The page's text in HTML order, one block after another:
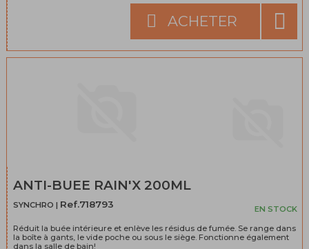
ACHETER
ANTI-BUEE RAIN'X 200ML
SYNCHRO | Ref.718793 EN STOCK
Réduit la buée intérieure et enlève les résidus de fumée. Se range dans
la boîte à gants, le vide poche ou sous le siège. Fonctionne également
dans la salle de bain!